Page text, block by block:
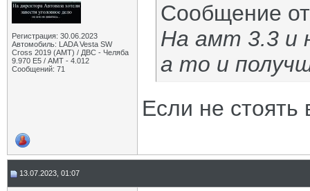
Регистрация: 30.06.2023
Автомобиль: LADA Vesta SW
Cross 2019 (AMT) / ДВС - Челяба
9.970 Е5 / АМТ - 4.012
Сообщений: 71
Сообщение
На амт 3.3 и
а то и
Если не стоять
13.07.2023, 01:07